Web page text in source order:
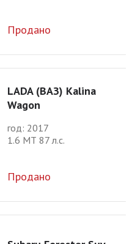
Продано
LADA (ВАЗ) Kalina
Wagon
год: 2017
1.6 МТ 87 л.с.
Продано